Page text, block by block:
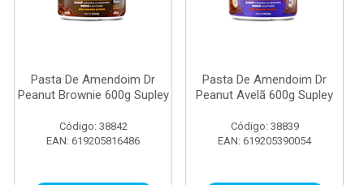
Pasta De Amendoim Dr
Peanut Brownie 600g Supley
Código: 38842
EAN: 619205816486
Pasta De Amendoim Dr
Peanut Avelã 600g Supley
Código: 38839
EAN: 619205390054